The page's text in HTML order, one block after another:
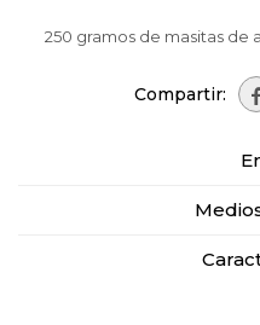
250 gramos de masitas de
